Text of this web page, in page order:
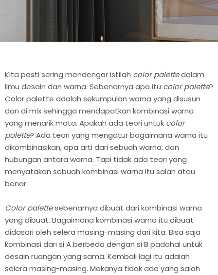
Kita pasti sering mendengar istilah color palettedalam
ilmu desain dan warna. Sebenarnya apa itu color palette?
Color palette adalah sekumpulan warna yang disusun
dan di mix sehingga mendapatkan kombinasi warna
yang menarik mata. Apakah ada teori untuk color
palette? Ada teori yang mengatur bagaimana warna itu
dikombinasikan, apa arti dari sebuah warna, dan
hubungan antara warna. Tapi tidak ada teori yang
menyatakan sebuah kombinasi warna itu salah atau
benar.
Color palettesebenarnya dibuat dari kombinasi warna
yang dibuat. Bagaimana kombinasi warna itu dibuat
didasari oleh selera masing-masing dari kita. Bisa saja
kombinasi dari si A berbeda dengan si B padahal untuk
desain ruangan yang sama. Kembali lagi itu adalah
selera masing-masing. Makanya tidak ada yang salah